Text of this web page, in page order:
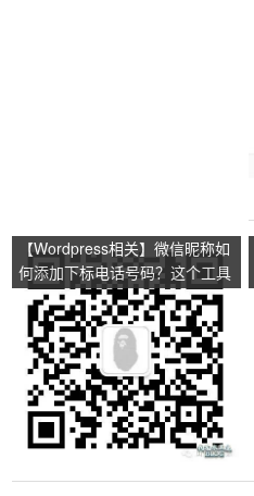
【Wordpress相关】微信昵称如
何添加下标电话号码？这个工具
能帮你解决！